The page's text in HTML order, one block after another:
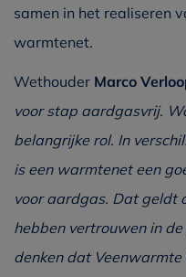
samen in het realiseren
warmtenet.
Wethouder Marco
voor stap aardgasvrij.
belangrijke rol. In
is een warmtenet een
voor aardgas. Dat geldt
hebben vertrouwen in
denken dat